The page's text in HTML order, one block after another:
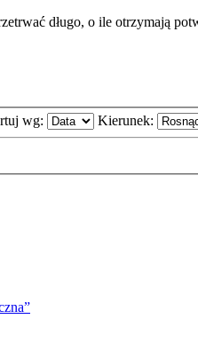
długo, o ile otrzymają
wg: Kierunek: